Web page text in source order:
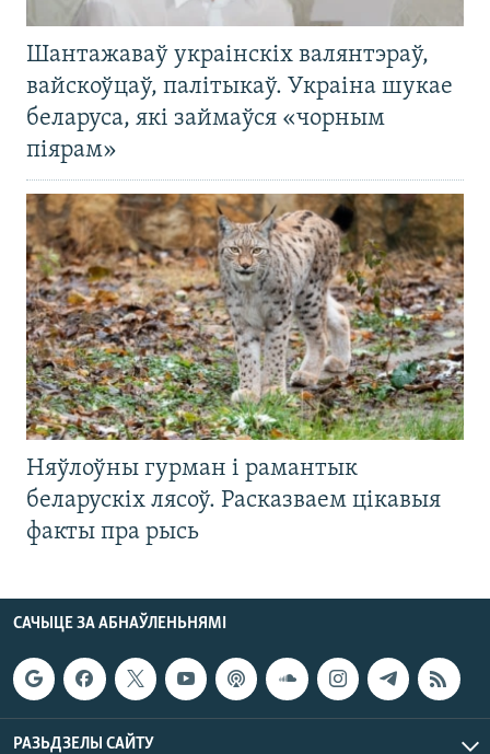
Шантажаваў украінскіх валянтэраў,
вайскоўцаў, палітыкаў. Украіна шукае
беларуса, які займаўся «чорным
піярам»
Няўлоўны гурман і рамантык
беларускіх лясоў. Расказваем цікавыя
факты пра рысь
САЧЫЦЕ ЗА АБНАЎЛЕНЬНЯМІ
РАЗЬДЗЕЛЫ САЙТУ